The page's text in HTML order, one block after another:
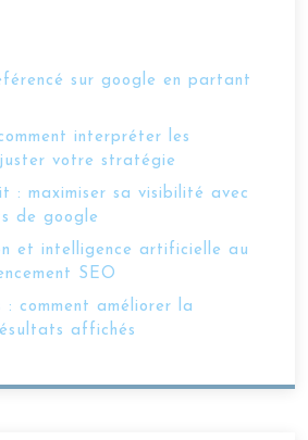
sur google en partant
interpréter les
votre stratégie
: maximiser sa visibilité avec
de google
et intelligence artificielle au
SEO
comment améliorer la
affichés